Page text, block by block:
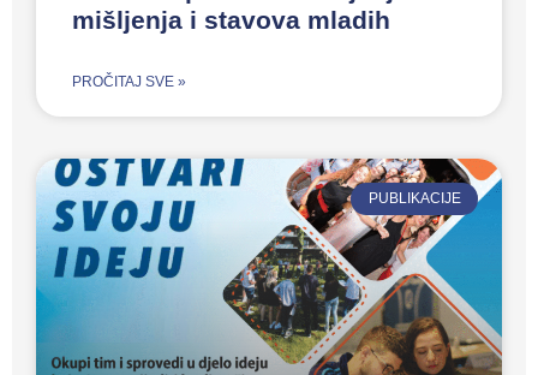
mišljenja i stavova mladih
PROČITAJ SVE »
PUBLIKACIJE